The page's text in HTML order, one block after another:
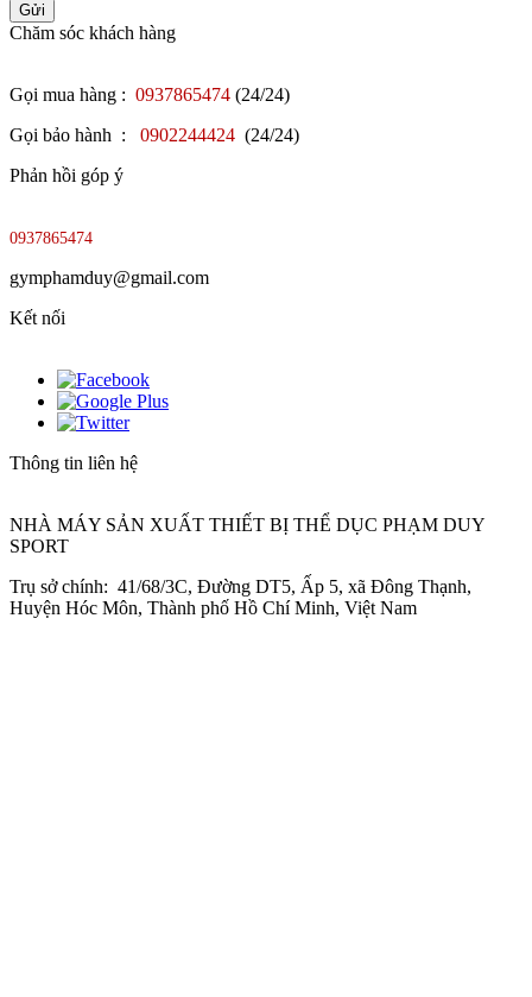
Gửi
Chăm sóc khách hàng
Gọi mua hàng : 0937865474 (24/24)
Gọi bảo hành :
0902244424 (24/24)
Phản hồi góp ý
0937865474
gymphamduy@gmail.com
Kết nối
Thông tin liên hệ
NHÀ MÁY SẢN XUẤT THIẾT BỊ THỂ DỤC PHẠM DUY
SPORT
Trụ sở chính: 41/68/3C, Đường DT5, Ấp 5, xã Đông Thạnh,
Huyện Hóc Môn, Thành phố Hồ Chí Minh, Việt Nam